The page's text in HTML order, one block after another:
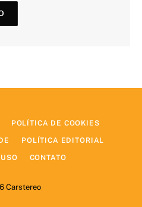
POLÍTICA DE COOKIES
POLÍTICA EDITORIAL
CONTATO
Carstereo